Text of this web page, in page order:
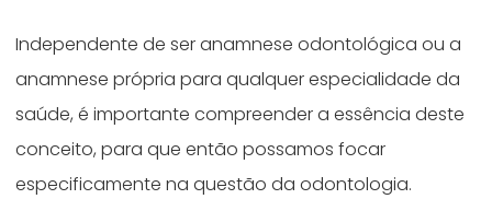
Independente de ser anamnese odontológica ou a
anamnese própria para qualquer especialidade da
saúde, é importante compreender a essência deste
conceito, para que então possamos focar
especificamente na questão da odontologia.